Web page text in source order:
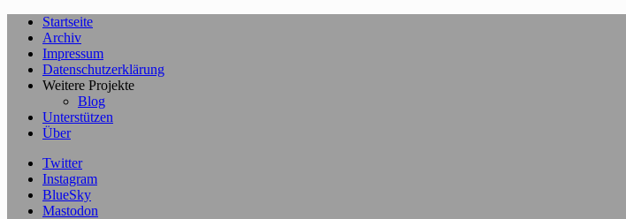
Startseite
Archiv
Impressum
Datenschutzerklärung
Weitere Projekte
Blog
Unterstützen
Über
Twitter
Instagram
BlueSky
Mastodon